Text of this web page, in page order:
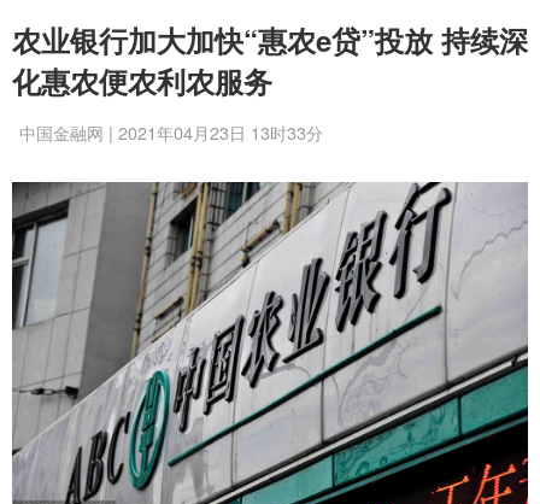
农业银行加大加快“惠农e贷”投放 持续深
化惠农便农利农服务
中国金融网 | 2021年04月23日 13时33分